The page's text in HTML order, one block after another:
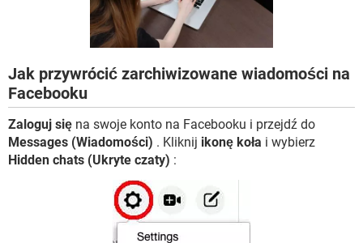
Jak przywrócić zarchiwizowane wiadomości na
Facebooku
Zaloguj się na swoje konto na Facebooku i przejdź do
Messages (Wiadomości) . Kliknij ikonę koła i wybierz
Hidden chats (Ukryte czaty) :